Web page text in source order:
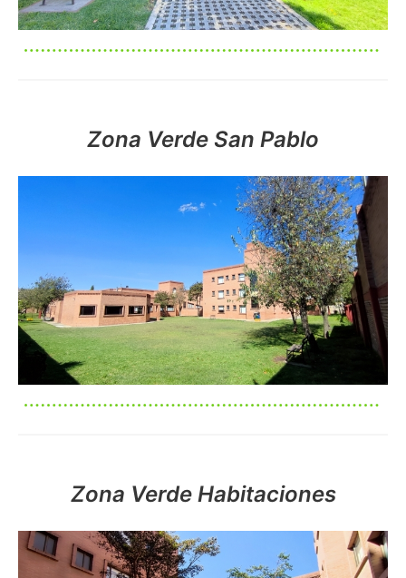
Imagen
Zona Verde San Pablo
Imagen
Zona Verde Habitaciones
Imagen